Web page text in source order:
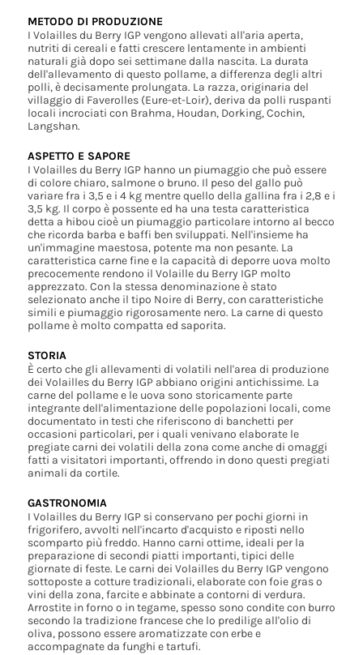
METODO DI PRODUZIONE
I Volailles du Berry IGP vengono allevati all'aria aperta,
nutriti di cereali e fatti crescere lentamente in ambienti
naturali già dopo sei settimane dalla nascita. La durata
dell'allevamento di questo pollame, a differenza degli altri
polli, è decisamente prolungata. La razza, originaria del
villaggio di Faverolles (Eure-et-Loir), deriva da polli ruspanti
locali incrociati con Brahma, Houdan, Dorking, Cochin,
Langshan.
ASPETTO E SAPORE
I Volailles du Berry IGP hanno un piumaggio che può essere
di colore chiaro, salmone o bruno. Il peso del gallo può
variare fra i 3,5 e i 4 kg mentre quello della gallina fra i 2,8 e i
3,5 kg. Il corpo è possente ed ha una testa caratteristica
detta a hibou cioè un piumaggio particolare intorno al becco
che ricorda barba e baffi ben sviluppati. Nell'insieme ha
un'immagine maestosa, potente ma non pesante. La
caratteristica carne fine e la capacità di deporre uova molto
precocemente rendono il Volaille du Berry IGP molto
apprezzato. Con la stessa denominazione è stato
selezionato anche il tipo Noire di Berry, con caratteristiche
simili e piumaggio rigorosamente nero. La carne di questo
pollame è molto compatta ed saporita.
STORIA
È certo che gli allevamenti di volatili nell'area di produzione
dei Volailles du Berry IGP abbiano origini antichissime. La
carne del pollame e le uova sono storicamente parte
integrante dell'alimentazione delle popolazioni locali, come
documentato in testi che riferiscono di banchetti per
occasioni particolari, per i quali venivano elaborate le
pregiate carni dei volatili della zona come anche di omaggi
fatti a visitatori importanti, offrendo in dono questi pregiati
animali da cortile.
GASTRONOMIA
I Volailles du Berry IGP si conservano per pochi giorni in
frigorifero, avvolti nell'incarto d'acquisto e riposti nello
scomparto più freddo. Hanno carni ottime, ideali per la
preparazione di secondi piatti importanti, tipici delle
giornate di feste. Le carni dei Volailles du Berry IGP vengono
sottoposte a cotture tradizionali, elaborate con foie gras o
vini della zona, farcite e abbinate a contorni di verdura.
Arrostite in forno o in tegame, spesso sono condite con burro
secondo la tradizione francese che lo predilige all'olio di
oliva, possono essere aromatizzate con erbe e
accompagnate da funghi e tartufi.